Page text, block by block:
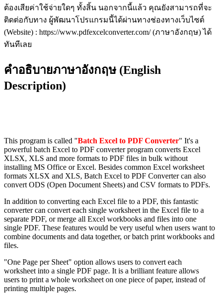
ต้องเสียค่าใช้จ่ายใดๆ ทั้งสิ้น นอกจากนี้แล้ว คุณยังสามารถที่จะ
ติดต่อกับทาง ผู้พัฒนาโปรแกรมนี้ได้ผ่านทางช่องทางเว็บไซต์
(Website) : https://www.pdfexcelconverter.com/ (ภาษาอังกฤษ) ได้
ทันทีเลย
คำอธิบายภาษาอังกฤษ (English
Description)
This program is called "Batch Excel to PDF Converter" It's a
powerful batch Excel to PDF converter program converts Excel
XLSX, XLS and more formats to PDF files in bulk without
installing MS Office or Excel. Besides common Excel worksheet
formats XLSX and XLS, Batch Excel to PDF Converter can also
convert ODS (Open Document Sheets) and CSV formats to PDFs.
In addition to converting each Excel file to a PDF, this fantastic
converter can convert each single worksheet in the Excel file to a
separate PDF, or merge all Excel workbooks and files into one
single PDF. These features would be very useful when users want to
combine documents and data together, or batch print workbooks and
files.
"One Page per Sheet" option allows users to convert each
worksheet into a single PDF page. It is a brilliant feature allows
users to print a whole worksheet on one piece of paper, instead of
printing multiple pages.